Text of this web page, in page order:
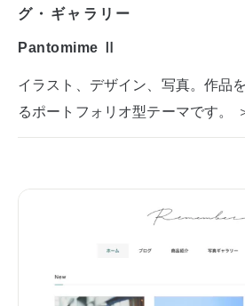
グ・ギャラリー
Pantomime Ⅱ
イラスト、デザイン、写真。作品
るポートフォリオ型テーマです。